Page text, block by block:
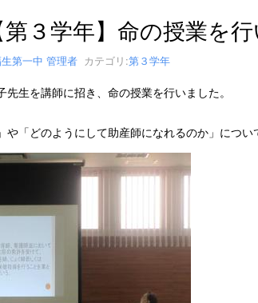
３学年】命の授業を行
第一中 管理者カテゴリ:第３学年
生を講師に招き、命の授業を行いました。
「どのようにして助産師になれるのか」につい